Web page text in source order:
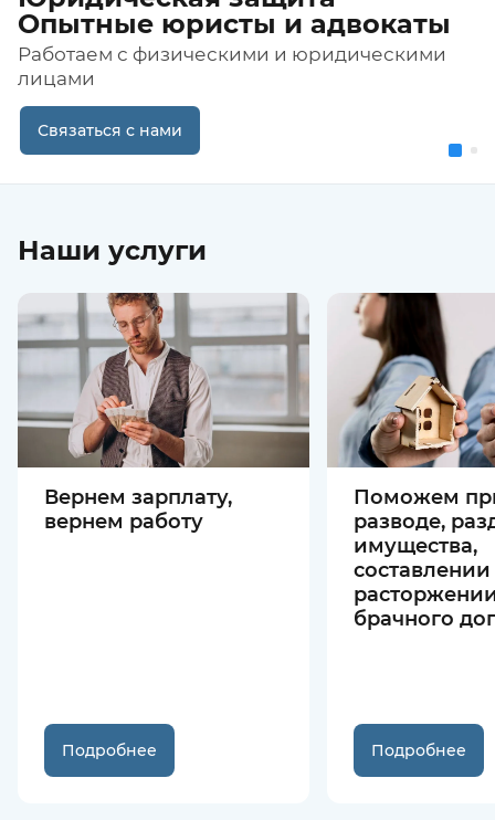
Опытные юристы и адвокаты
Работаем с физическими и юридическими
лицами
Связаться с нами
услуг
В области гражданского, административного,
уголовного и патентного права.
Связаться с нами
Наши услуги
Вернем зарплату,
вернем работу
Подробнее
Поможем
разводе,
имущества,
брачного
Подробнее